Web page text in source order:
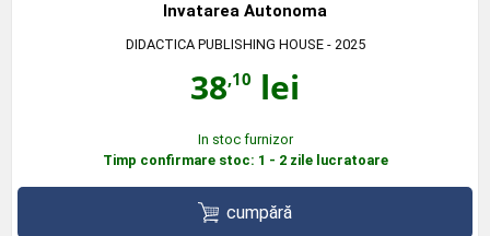
Invatarea Autonoma
DIDACTICA PUBLISHING HOUSE- 2025
38,10 lei
In stoc furnizor
Timp confirmare stoc: 1 - 2 zile lucratoare
cumpără